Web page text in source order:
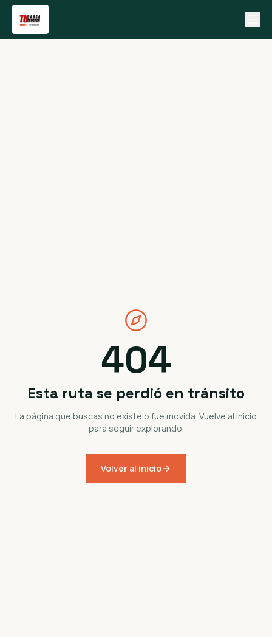
404
Esta ruta se perdió en tránsito
La página que buscas no existe o fue movida. Vuelve al inicio
para seguir explorando.
Volver al inicio